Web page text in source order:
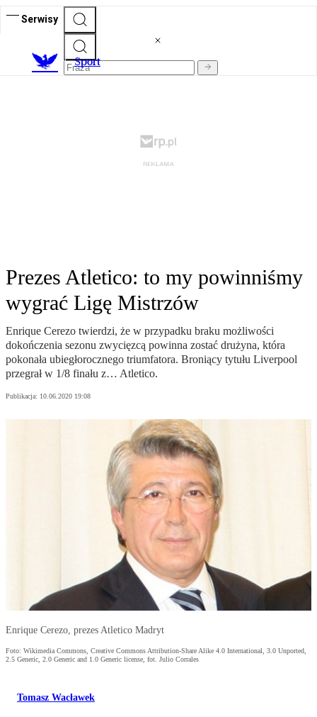
Serwisy
Sport
Prezes Atletico: to my powinniśmy
wygrać Ligę Mistrzów
Enrique Cerezo twierdzi, że w przypadku braku możliwości
dokończenia sezonu zwycięzcą powinna zostać drużyna, która
pokonała ubiegłorocznego triumfatora. Broniący tytułu Liverpool
przegrał w 1/8 finału z… Atletico.
Publikacja: 10.06.2020 19:08
Enrique Cerezo, prezes Atletico Madryt
Foto: Wikimedia Commons, Creative Commons Attribution-Share Alike 4.0 International, 3.0 Unported,
2.5 Generic, 2.0 Generic and 1.0 Generic license, fot. Julio Corrales
Tomasz Wacławek